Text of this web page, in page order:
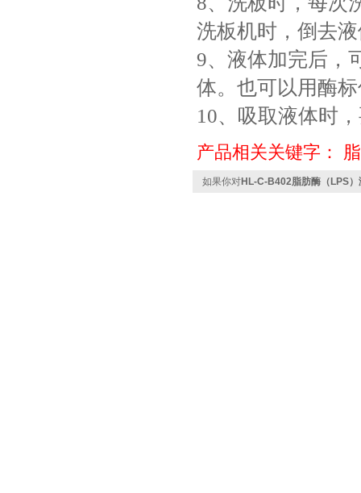
洗板机时，倒去
9、液体加完后，
体。也可以用酶
10、吸取液体时
产品相关关键字：
如果你对HL-C-B402脂肪酶（LPS）